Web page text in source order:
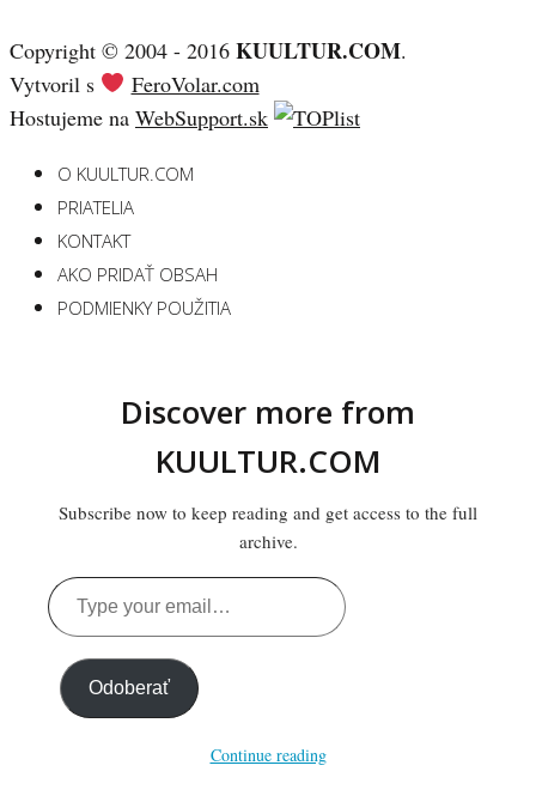
Copyright © 2004 - 2016 KUULTUR.COM.
Vytvoril s
FeroVolar.com
Hostujeme na WebSupport.sk
O KUULTUR.COM
PRIATELIA
KONTAKT
AKO PRIDAŤ OBSAH
PODMIENKY POUŽITIA
Discover more from
KUULTUR.COM
Subscribe now to keep reading and get access to the full
archive.
Type
your
email…
Odoberať
Continue reading